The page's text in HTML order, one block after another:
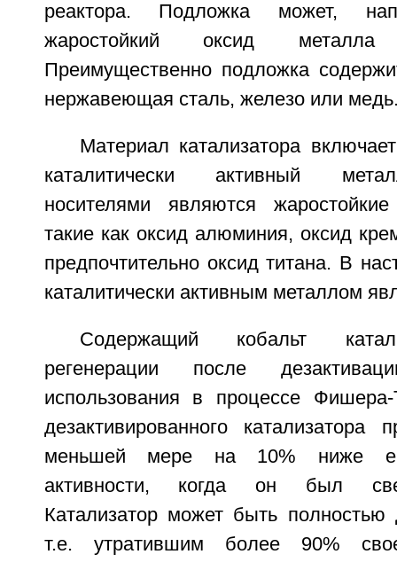
реактора. Подложка может,
жаростойкий оксид
Преимущественно подложка
нержавеющая сталь, железо или
Материал катализатора
каталитически активный
носителями являются
такие как оксид алюминия, оксид
предпочтительно оксид титана. В
каталитически активным металлом
Содержащий кобальт
регенерации после
использования в процессе
дезактивированного катализатора
меньшей мере на 10% ниже
активности, когда он был
Катализатор может быть полностью
т.е. утратившим более 90%